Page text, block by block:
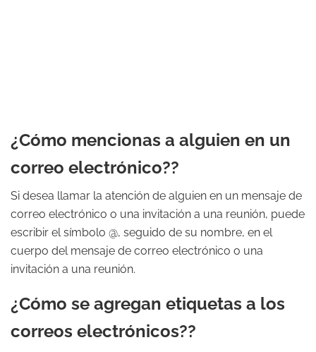
¿Cómo mencionas a alguien en un
correo electrónico??
Si desea llamar la atención de alguien en un mensaje de
correo electrónico o una invitación a una reunión, puede
escribir el símbolo @, seguido de su nombre, en el
cuerpo del mensaje de correo electrónico o una
invitación a una reunión.
¿Cómo se agregan etiquetas a los
correos electrónicos??